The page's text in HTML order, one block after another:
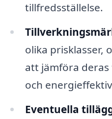
tillfredsställelse.
olika prisklasser,
att jämföra
och
Eventuella